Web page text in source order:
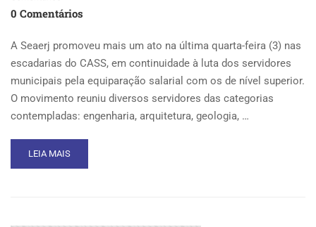
0 Comentários
A Seaerj promoveu mais um ato na última quarta-feira (3) nas
escadarias do CASS, em continuidade à luta dos servidores
municipais pela equiparação salarial com os de nível superior.
O movimento reuniu diversos servidores das categorias
contempladas: engenharia, arquitetura, geologia, …
READ
MORE
LEIA MAIS